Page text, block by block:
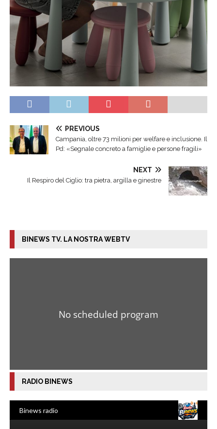
PREVIOUS
Campania, oltre 73 milioni per welfare e inclusione. Il
Pd: «Segnale concreto a famiglie e persone fragili»
NEXT
Il Respiro del Ciglio: tra pietra, argilla e ginestre
BINEWS TV. LA NOSTRA WEBTV
RADIO BINEWS